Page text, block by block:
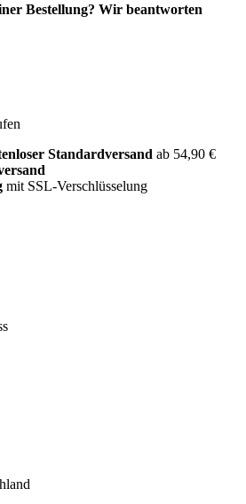
Bestellung? Wir beantworten
Standardversand ab 54,90 €
mit SSL-Verschlüsselung